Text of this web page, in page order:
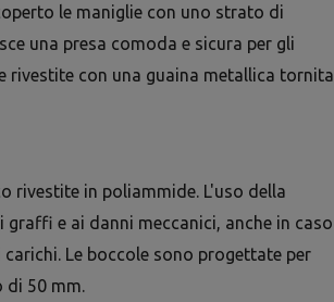
le maniglie con uno strato di
una presa comoda e sicura per gli
rivestite con una guaina metallica tornita
rivestite in poliammide. L'uso della
e ai danni meccanici, anche in caso
Le boccole sono progettate per
50 mm.